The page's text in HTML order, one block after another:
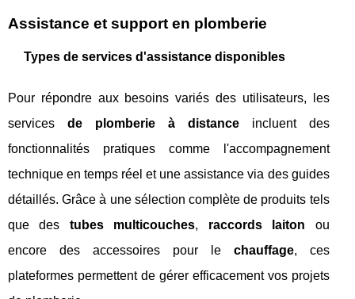
Assistance et support en plomberie
Types de services d'assistance disponibles
Pour répondre aux besoins variés des utilisateurs, les
services de plomberie à distanceincluent des
fonctionnalités pratiques comme l'accompagnement
technique en temps réel et une assistance via des guides
détaillés. Grâce à une sélection complète de produits tels
que des tubes multicouches, raccords laiton ou
encore des accessoires pour le chauffage, ces
plateformes permettent de gérer efficacement vos projets